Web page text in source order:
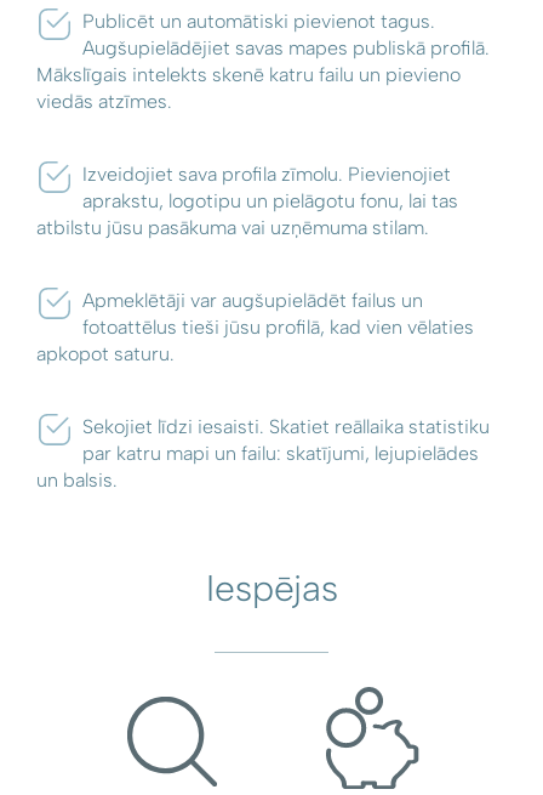
Publicēt un automātiski pievienot tagus.
Augšupielādējiet savas mapes publiskā profilā.
Mākslīgais intelekts skenē katru failu un pievieno
viedās atzīmes.
Izveidojiet sava profila zīmolu. Pievienojiet
aprakstu, logotipu un pielāgotu fonu, lai tas
atbilstu jūsu pasākuma vai uzņēmuma stilam.
Apmeklētāji var augšupielādēt failus un
fotoattēlus tieši jūsu profilā, kad vien vēlaties
apkopot saturu.
Sekojiet līdzi iesaisti. Skatiet reāllaika statistiku
par katru mapi un failu: skatījumi, lejupielādes
un balsis.
Iespējas